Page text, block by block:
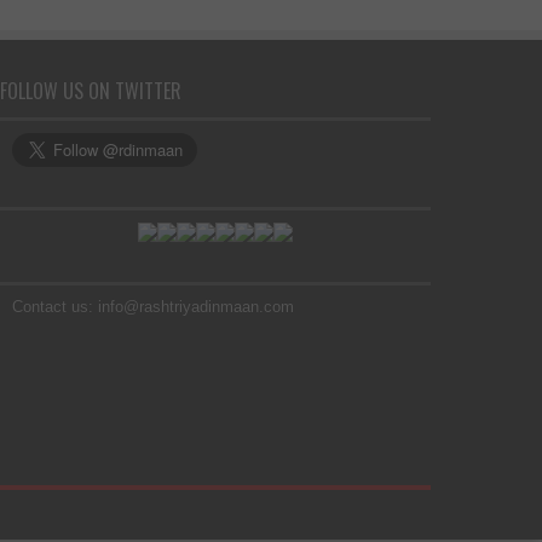
FOLLOW US ON TWITTER
Contact us: info@rashtriyadinmaan.com